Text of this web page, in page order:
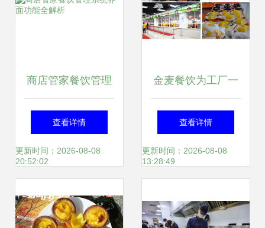
商店管家餐饮管理
系统界面功能全解
析
查看详情
更新时间：2026-08-08
20:52:02
金麦餐饮为工厂一
千多名员工提供团
膳服务,满意度高达
查看详情
更新时间：2026-08-08
13:28:49